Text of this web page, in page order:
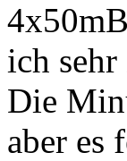
ich
Die
aber es